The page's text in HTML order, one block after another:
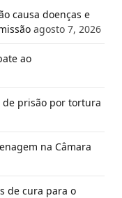
causa doenças e
agosto 7, 2026
ao
de prisão por tortura
na Câmara
de cura para o